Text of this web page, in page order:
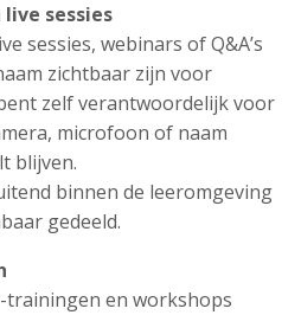
sessies
sessies, webinars of Q&A’s
zichtbaar zijn voor
zelf verantwoordelijk voor
microfoon of naam
blijven.
binnen de leeromgeving
gedeeld.
trainingen en workshops